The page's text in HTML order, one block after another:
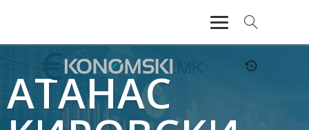
АКТУЕЛНО
ЕКОНОМИЈА
АТАНАС